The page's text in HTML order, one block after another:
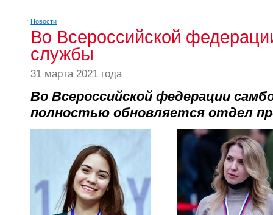
↑ Новости
Во Всероссийской
службы
31 марта 2021 года
Во Всероссийской федерации
полностью обновляется отдел